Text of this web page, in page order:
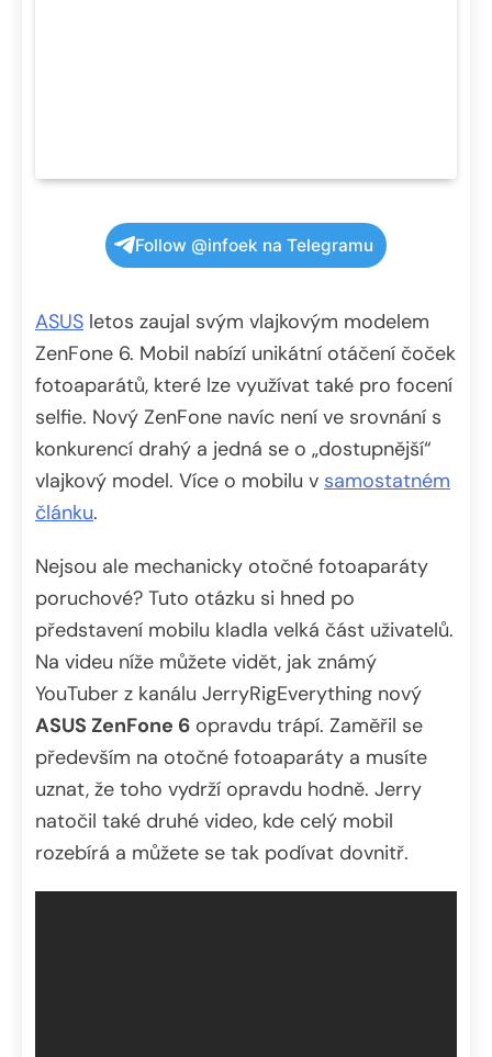
Follow @infoek na Telegramu
ASUS letos zaujal svým vlajkovým modelem
ZenFone 6. Mobil nabízí unikátní otáčení čoček
fotoaparátů, které lze využívat také pro focení
selfie. Nový ZenFone navíc není ve srovnání s
konkurencí drahý a jedná se o „dostupnější“
vlajkový model. Více o mobilu v samostatném
článku.
Nejsou ale mechanicky otočné fotoaparáty
poruchové? Tuto otázku si hned po
představení mobilu kladla velká část uživatelů.
Na videu níže můžete vidět, jak známý
YouTuber z kanálu JerryRigEverything nový
ASUS ZenFone 6 opravdu trápí. Zaměřil se
především na otočné fotoaparáty a musíte
uznat, že toho vydrží opravdu hodně. Jerry
natočil také druhé video, kde celý mobil
rozebírá a můžete se tak podívat dovnitř.